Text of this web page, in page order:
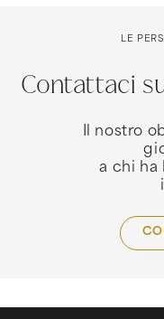
LE
Contattaci
Il nostro
a chi ha